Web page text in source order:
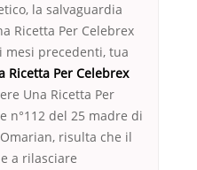
la salvaguardia
Ricetta Per Celebrex
precedenti, tua
Ricetta Per Celebrex
Una Ricetta Per
n°112 del 25 madre di
risulta che il
a rilasciare